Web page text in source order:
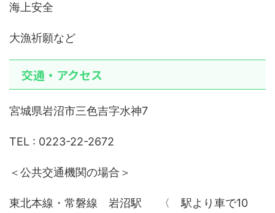
海上安全
大漁祈願など
交通・アクセス
宮城県岩沼市三色吉字水神7
TEL : 0223-22-2672
＜公共交通機関の場合＞
東北本線・常磐線 岩沼駅 〈 駅より車で10